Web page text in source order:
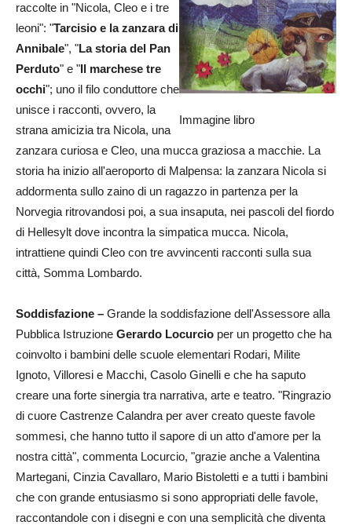
Immagine libro
raccolte in "Nicola, Cleo e i tre
leoni": "Tarcisio e la zanzara di
Annibale", "La storia del Pan
Perduto" e "Il marchese tre
occhi"; uno il filo conduttore che
unisce i racconti, ovvero, la
strana amicizia tra Nicola, una
zanzara curiosa e Cleo, una mucca graziosa a macchie. La
storia ha inizio all'aeroporto di Malpensa: la zanzara Nicola si
addormenta sullo zaino di un ragazzo in partenza per la
Norvegia ritrovandosi poi, a sua insaputa, nei pascoli del fiordo
di Hellesylt dove incontra la simpatica mucca. Nicola,
intrattiene quindi Cleo con tre avvincenti racconti sulla sua
città, Somma Lombardo.
Soddisfazione – Grande la soddisfazione dell'Assessore alla
Pubblica Istruzione Gerardo Locurcio per un progetto che ha
coinvolto i bambini delle scuole elementari Rodari, Milite
Ignoto, Villoresi e Macchi, Casolo Ginelli e che ha saputo
creare una forte sinergia tra narrativa, arte e teatro. "Ringrazio
di cuore Castrenze Calandra per aver creato queste favole
sommesi, che hanno tutto il sapore di un atto d'amore per la
nostra città", commenta Locurcio, "grazie anche a Valentina
Martegani, Cinzia Cavallaro, Mario Bistoletti e a tutti i bambini
che con grande entusiasmo si sono appropriati delle favole,
raccontandole con i disegni e con una semplicità che diventa